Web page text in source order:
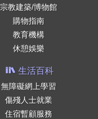
宗教建築/博物館
購物指南
教育機構
休憩娛樂
生活百科
無障礙網上學習
傷殘人士就業
住宿暫顧服務